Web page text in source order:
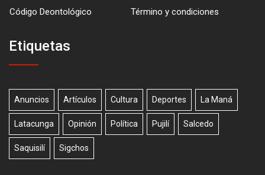
Código Deontológico
Término y condiciones
Etiquetas
Anuncios Artículos Cultura Deportes La Maná
Latacunga Opinión Política Pujilí Salcedo
Saquisilí Sigchos